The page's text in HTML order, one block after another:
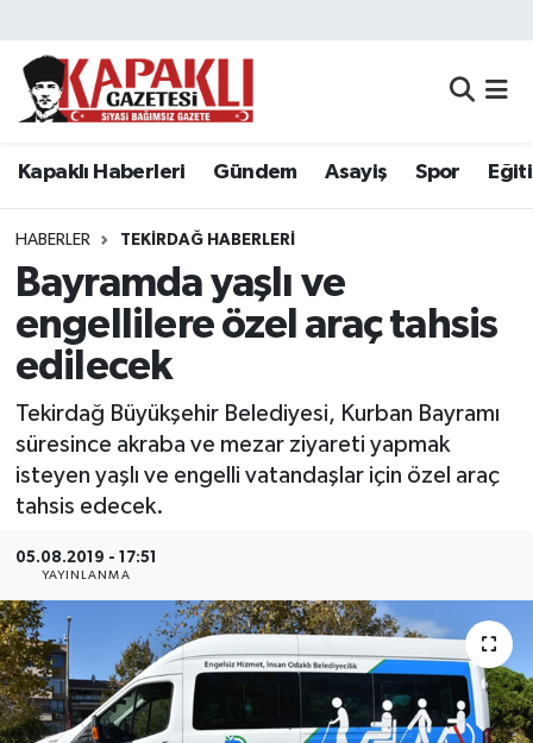
Kapaklı Haberleri Gündem Asayiş Spor
HABERLER TEKIRDAĞ HABERLERI
Bayramda yaşlı ve
engellilere özel araç tahsis
edilecek
Tekirdağ Büyükşehir Belediyesi, Kurban Bayramı
süresince akraba ve mezar ziyareti yapmak
isteyen yaşlı ve engelli vatandaşlar için özel araç
tahsis edecek.
05.08.2019 - 17:51
YAYINLANMA
Kapaklı Haberleri
Asayiş
Spor
Eğitim
Resmi Reklamlar
Tekirdağ
Ekonomi
Sağlık
Teknoloji
Tekirdağ Nöbetçi Eczaneler
Tekirdağ Namaz Vakitleri
Tekirdağ Trafik Yoğunluk Haritası
Süper Lig Puan Durumu ve Fikstür
Son Dakika Haberleri
Haber Arşivi